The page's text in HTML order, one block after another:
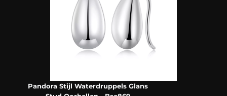
Pandora Stijl Waterdruppels Glans